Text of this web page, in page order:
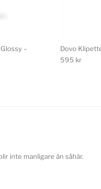
–
Dovo
595 kr
inte manligare än såhär.